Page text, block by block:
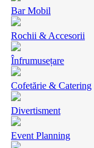
Bar Mobil
Rochii & Accesorii
Înfrumusețare
Cofetărie & Catering
Divertisment
Event Planning